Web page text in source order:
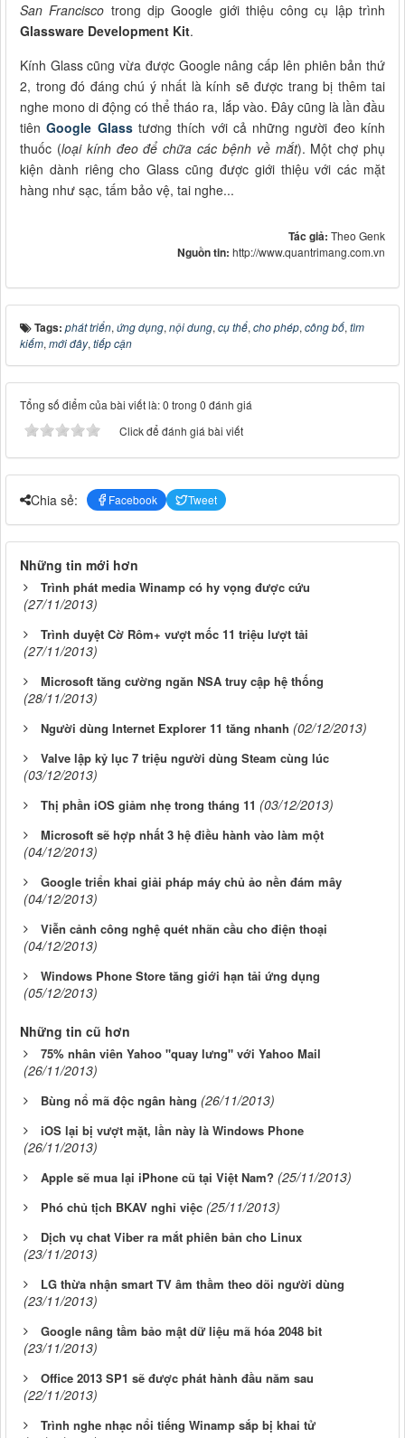
San Francisco trong dịp Google giới thiệu công cụ lập trình
Glassware Development Kit.
Kính Glass cũng vừa được Google nâng cấp lên phiên bản thứ
2, trong đó đáng chú ý nhất là kính sẽ được trang bị thêm tai
nghe mono di động có thể tháo ra, lắp vào. Đây cũng là lần đầu
tiênGoogle Glasstương thích với cả những người đeo kính
thuốc (loại kính đeo để chữa các bệnh về mắt). Một chợ phụ
kiện dành riêng cho Glass cũng được giới thiệu với các mặt
hàng như sạc, tấm bảo vệ, tai nghe...
Tác giả: Theo Genk
Nguồn tin: http://www.quantrimang.com.vn
Tags: phát triển, ứng dụng, nội dung, cụ thể, cho phép, công bố, tìm
kiếm, mới đây, tiếp cận
Tổng số điểm của bài viết là: 0 trong 0 đánh giá
Click để đánh giá bài viết
Chia sẻ: Facebook Tweet
Những tin mới hơn
Trình phát media Winamp có hy vọng được cứu
(27/11/2013)
Trình duyệt Cờ Rôm+ vượt mốc 11 triệu lượt tải
(27/11/2013)
Microsoft tăng cường ngăn NSA truy cập hệ thống
(28/11/2013)
Người dùng Internet Explorer 11 tăng nhanh (02/12/2013)
Valve lập kỷ lục 7 triệu người dùng Steam cùng lúc
(03/12/2013)
Thị phần iOS giảm nhẹ trong tháng 11 (03/12/2013)
Microsoft sẽ hợp nhất 3 hệ điều hành vào làm một
(04/12/2013)
Google triển khai giải pháp máy chủ ảo nền đám mây
(04/12/2013)
Viễn cảnh công nghệ quét nhãn cầu cho điện thoại
(04/12/2013)
Windows Phone Store tăng giới hạn tải ứng dụng
(05/12/2013)
Những tin cũ hơn
75% nhân viên Yahoo "quay lưng" với Yahoo Mail
(26/11/2013)
Bùng nổ mã độc ngân hàng (26/11/2013)
iOS lại bị vượt mặt, lần này là Windows Phone
(26/11/2013)
Apple sẽ mua lại iPhone cũ tại Việt Nam? (25/11/2013)
Phó chủ tịch BKAV nghỉ việc (25/11/2013)
Dịch vụ chat Viber ra mắt phiên bản cho Linux
(23/11/2013)
LG thừa nhận smart TV âm thầm theo dõi người dùng
(23/11/2013)
Google nâng tầm bảo mật dữ liệu mã hóa 2048 bit
(23/11/2013)
Office 2013 SP1 sẽ được phát hành đầu năm sau
(22/11/2013)
Trình nghe nhạc nổi tiếng Winamp sắp bị khai tử